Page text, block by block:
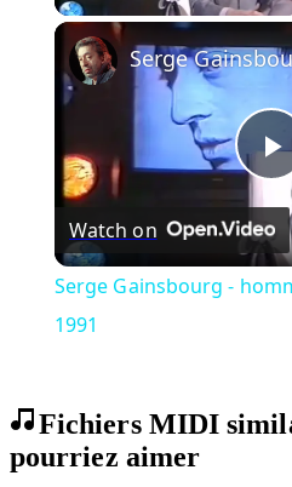
Play
Watch on
Serge Gainsbourg -
Fichiers MIDI